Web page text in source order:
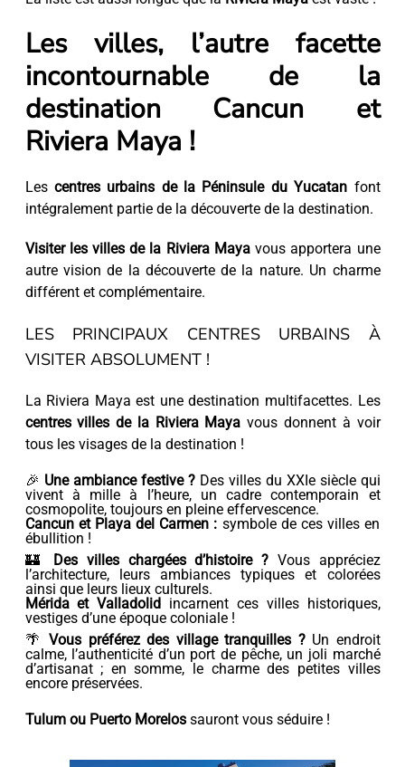
Les villes, l’autre facette
incontournable de la
destination Cancun et
Riviera Maya !
Les centres urbains de la Péninsule du Yucatan font
intégralement partie de la découverte de la destination.
Visiter les villes de la Riviera Mayavous apportera une
autre vision de la découverte de la nature. Un charme
différent et complémentaire.
LES PRINCIPAUX CENTRES URBAINS À
VISITER ABSOLUMENT !
La Riviera Maya est une destination multifacettes. Les
centres villes de la Riviera Maya vous donnent à voir
tous les visages de la destination !
🎉 Une ambiance festive ? Des villes du XXIe siècle qui
vivent à mille à l’heure, un cadre contemporain et
cosmopolite, toujours en pleine effervescence.
Cancun et Playa del Carmen : symbole de ces villes en
ébullition !
🏰 Des villes chargées d’histoire ? Vous appréciez
l’architecture, leurs ambiances typiques et colorées
ainsi que leurs lieux culturels.
Mérida et Valladolid incarnent ces villes historiques,
vestiges d’une époque coloniale !
🌴Vous préférez des village tranquilles ?Un endroit
calme, l’authenticité d’un port de pêche, un joli marché
d’artisanat ; en somme, le charme des petites villes
encore préservées.
Tulum ou Puerto Morelossauront vous séduire !